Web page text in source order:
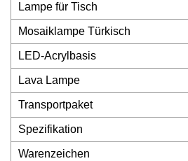
Lampe für Tisch
Mosaiklampe Türkisch
LED-Acrylbasis
Lava Lampe
Transportpaket
Spezifikation
Warenzeichen